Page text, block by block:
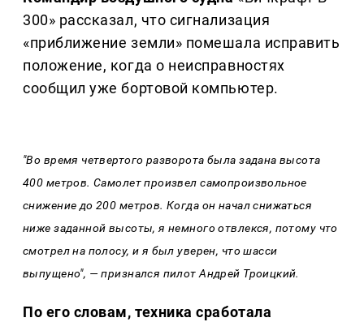
300» рассказал, что сигнализация
«приближение земли» помешала исправить
положение, когда о неисправностях
сообщил уже бортовой компьютер.
"Во время четвертого разворота была задана высота
400 метров. Самолет произвел самопроизвольное
снижение до 200 метров. Когда он начал снижаться
ниже заданной высоты, я немного отвлекся, потому что
смотрел на полосу, и я был уверен, что шасси
выпущено", — признался пилот Андрей Троицкий.
По его словам, техника сработала